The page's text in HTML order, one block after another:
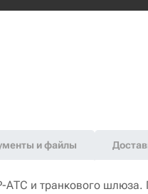
и файлы
АТС и транкового